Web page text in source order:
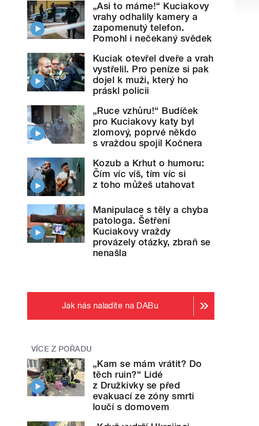
„Asi to máme!“ Kuciakovy
vrahy odhalily kamery a
zapomenutý telefon.
Pomohl i nečekaný svědek
Kuciak otevřel dveře a vrah
vystřelil. Pro peníze si pak
dojel k muži, který ho
práskl policii
„Ruce vzhůru!“ Budíček
pro Kuciakovy katy byl
zlomový, poprvé někdo
s vraždou spojil Kočnera
Kozub a Krhut o humoru:
Čím víc víš, tím víc si
z toho můžeš utahovat
Manipulace s těly a chyba
patologa. Šetření
Kuciakovy vraždy
provázely otázky, zbraň se
nenašla
Jak nás naladíte na DABu
VÍCE Z POŘADU
„Kam se mám vrátit? Do
těch ruin?“ Lidé
z Družkivky se před
evakuací ze zóny smrti
loučí s domovem